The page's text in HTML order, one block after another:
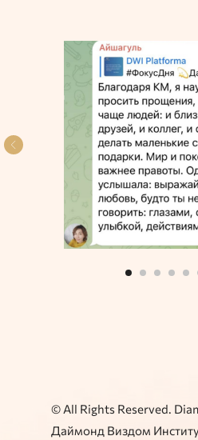
© All Rights Reserved.
Даймонд Виздом